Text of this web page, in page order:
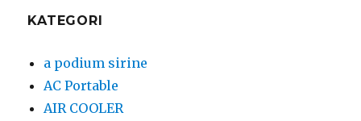
KATEGORI
a podium sirine
AC Portable
AIR COOLER